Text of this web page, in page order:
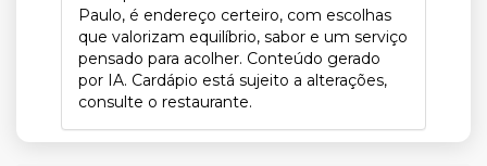
Paulo, é endereço certeiro, com escolhas
que valorizam equilíbrio, sabor e um serviço
pensado para acolher. Conteúdo gerado
por IA. Cardápio está sujeito a alterações,
consulte o restaurante.